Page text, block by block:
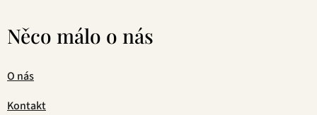
Něco málo o nás
O nás
Kontakt